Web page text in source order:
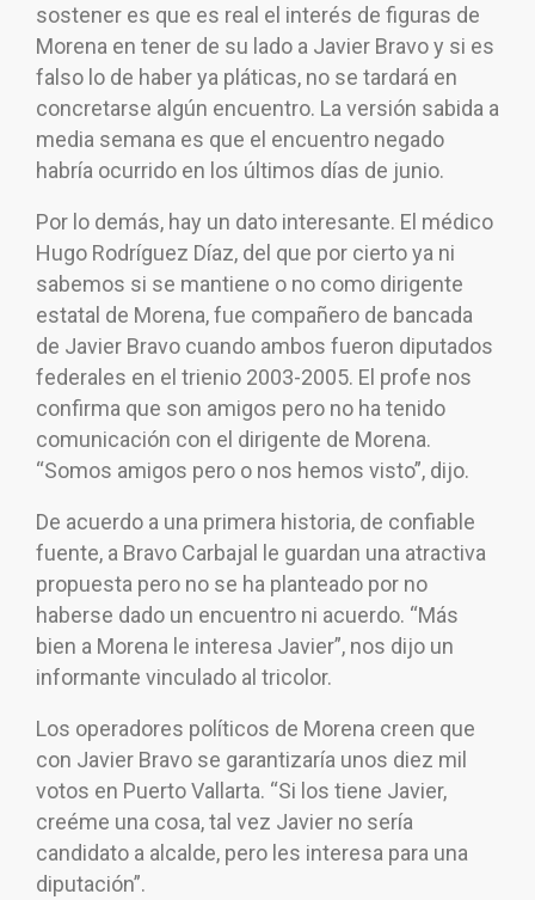
sostener es que es real el interés de figuras de
Morena en tener de su lado a Javier Bravo y si es
falso lo de haber ya pláticas, no se tardará en
concretarse algún encuentro. La versión sabida a
media semana es que el encuentro negado
habría ocurrido en los últimos días de junio.
Por lo demás, hay un dato interesante. El médico
Hugo Rodríguez Díaz, del que por cierto ya ni
sabemos si se mantiene o no como dirigente
estatal de Morena, fue compañero de bancada
de Javier Bravo cuando ambos fueron diputados
federales en el trienio 2003-2005. El profe nos
confirma que son amigos pero no ha tenido
comunicación con el dirigente de Morena.
“Somos amigos pero o nos hemos visto”, dijo.
De acuerdo a una primera historia, de confiable
fuente, a Bravo Carbajal le guardan una atractiva
propuesta pero no se ha planteado por no
haberse dado un encuentro ni acuerdo. “Más
bien a Morena le interesa Javier”, nos dijo un
informante vinculado al tricolor.
Los operadores políticos de Morena creen que
con Javier Bravo se garantizaría unos diez mil
votos en Puerto Vallarta. “Si los tiene Javier,
creéme una cosa, tal vez Javier no sería
candidato a alcalde, pero les interesa para una
diputación”.